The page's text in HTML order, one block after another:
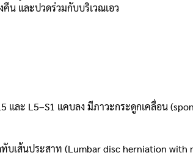
น และปวดร่วมกับบริเวณเอว
และ L5–S1 แคบลง มีภาวะกระดูกเคลื่อน
บเส้นประสาท (Lumbar disc herniation with